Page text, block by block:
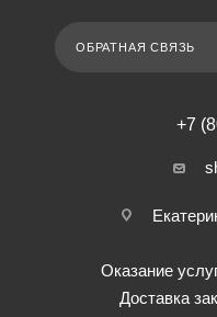
ОБРАТНАЯ СВЯЗЬ
+7
Оказание
Доставка